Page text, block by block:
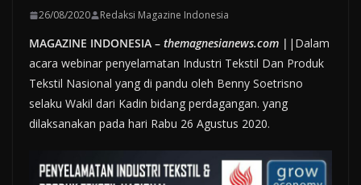
26/08/2020 Redaksi Magazine Indonesia
MAGAZINE INDONESIA – themagnesianews.com | |Dalam
acara webinar penyelamatan Industri Tekstil Dan Produk
Tekstil Nasional yang di pandu oleh Benny Soetrisno
selaku Wakil dari Kadin bidang perdagangan. yang
dilaksanakan pada hari Rabu 26 Agustus 2020.